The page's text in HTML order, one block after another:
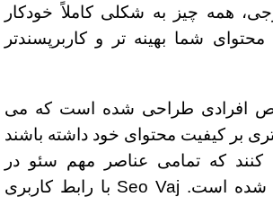
همه چیز به شکلی کاملاً خودکار
شما بهینه تر و کاربرپسندتر
افرادی طراحی شده است که می
بر کیفیت محتوای خود داشته باشند
که تمامی عناصر مهم سئو در
مطالبشان رعایت شده است. Seo Vaj با رابط کاربری